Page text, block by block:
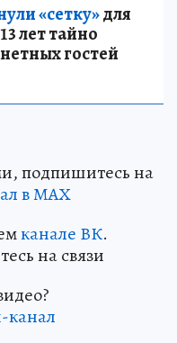
«сетку»для
лет тайно
гостей
подпишитесь на
в МАХ
канале ВК.
на связи
канал